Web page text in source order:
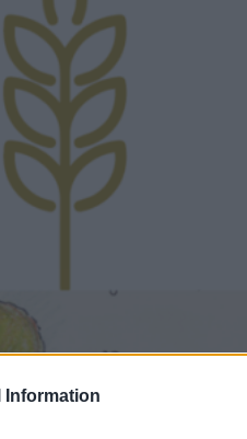
Information